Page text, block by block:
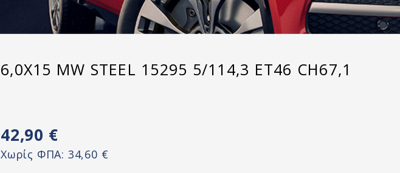
6,0X15 MW STEEL 15295 5/114,3 ET46 CH67,1
42,90 €
Χωρίς ΦΠΑ: 34,60 €